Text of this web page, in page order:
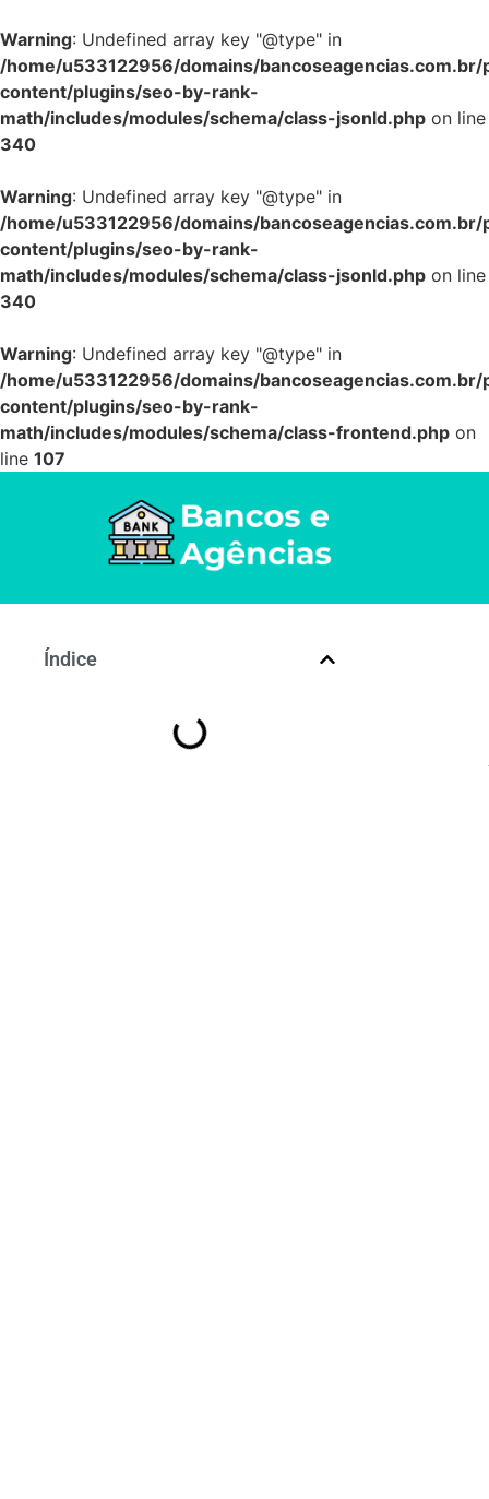
Warning: Undefined array key "@type" in
/home/u533122956/domains/
content/plugins/seo-by-rank-
math/includes/modules/schema/class-jsonld.php on line
340
Warning: Undefined array key "@type" in
/home/u533122956/domains/
content/plugins/seo-by-rank-
math/includes/modules/schema/class-jsonld.php on line
340
Warning: Undefined array key "@type" in
/home/u533122956/domains/
content/plugins/seo-by-rank-
math/includes/modules/schema/class-frontend.php on
line 107
Índice